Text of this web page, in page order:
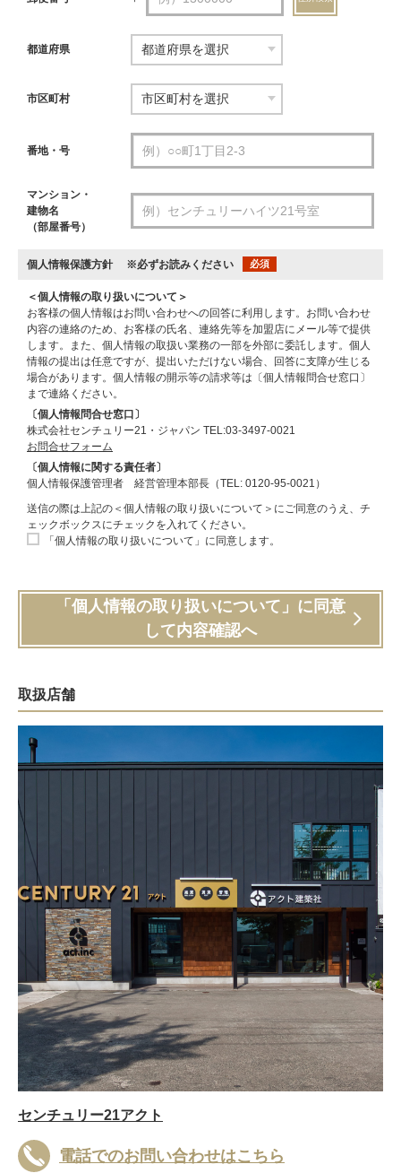
都道府県
市区町村
番地・号
マンション・
建物名
（部屋番号）
個人情報保護方針 ※必ずお読みください 必須
＜個人情報の取り扱いについて＞
お客様の個人情報はお問い合わせへの回答に利用します。お問い合わせ
内容の連絡のため、お客様の氏名、連絡先等を加盟店にメール等で提供
します。また、個人情報の取扱い業務の一部を外部に委託します。個人
情報の提出は任意ですが、提出いただけない場合、回答に支障が生じる
場合があります。個人情報の開示等の請求等は〔個人情報問合せ窓口〕
まで連絡ください。
〔個人情報問合せ窓口〕
株式会社センチュリー21・ジャパン TEL:03-3497-0021
お問合せフォーム
〔個人情報に関する責任者〕
個人情報保護管理者 経営管理本部長（TEL: 0120-95-0021）
送信の際は上記の＜個人情報の取り扱いについて＞にご同意のうえ、チ
ェックボックスにチェックを入れてください。
「個人情報の取り扱いについて」に同意します。
「個人情報の取り扱いについて」に同意
して内容確認へ
取扱店舗
センチュリー21アクト
電話でのお問い合わせはこちら